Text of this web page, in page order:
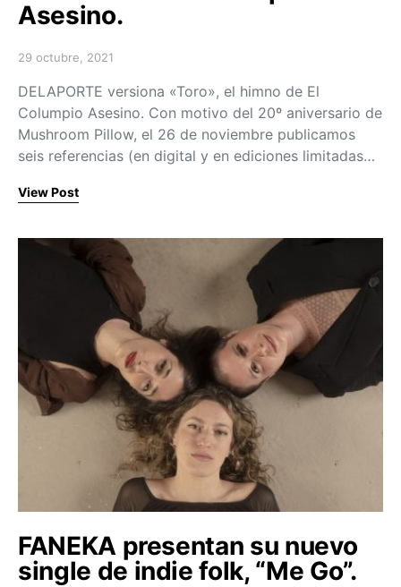
Asesino.
Posted on
29 octubre, 2021
DELAPORTE versiona «Toro», el himno de El
Columpio Asesino. Con motivo del 20º aniversario de
Mushroom Pillow, el 26 de noviembre publicamos
seis referencias (en digital y en ediciones limitadas…
View Post
FANEKA presentan su nuevo
single de indie folk, “Me Go”.